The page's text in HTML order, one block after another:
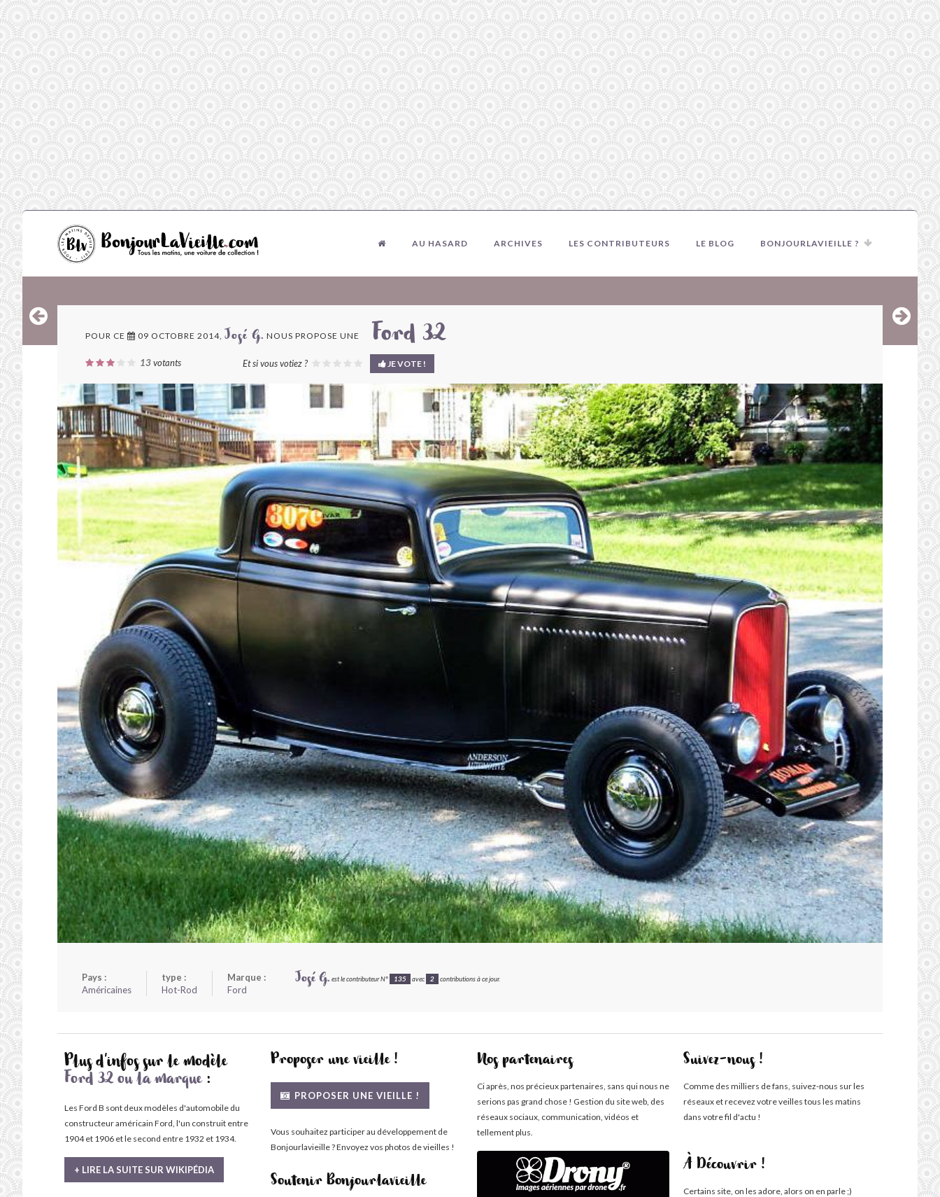
AU HASARD ARCHIVES LES CONTRIBUTEURS LE BLOG BONJOURLAVIEILLE ?
POUR CE 09 OCTOBRE 2014, José G. NOUS PROPOSE UNE Ford 32
13votants Et si vous votiez ? JE VOTE !
Pays :
Américaines
type :
Hot-Rod
Marque :
Ford
José G. est le contributeur N° 135 avec 2 contributions à ce jour.
Plus d'infos sur le modèle
Ford 32 ou la marque:
Les Ford B sont deux modèles d'automobile du
constructeur américain Ford, l'un construit entre
1904 et 1906 et le second entre 1932 et 1934.
+ LIRE LA SUITE SUR WIKIPÉDIA
Proposer une vieille !
PROPOSER UNE VIEILLE !
Vous souhaitez participer au développement de
Bonjourlavieille ? Envoyez vos photos de vieilles !
Soutenir Bonjourlavieille
Nos partenaires
Ci après, nos précieux partenaires, sans qui nous ne
serions pas grand chose ! Gestion du site web, des
réseaux sociaux, communication, vidéos et
tellement plus.
Suivez-nous !
Comme des milliers de fans, suivez-nous sur les
réseaux et recevez votre veilles tous les matins
dans votre fil d'actu !
À Découvrir !
Certains site, on les adore, alors on en parle ;)